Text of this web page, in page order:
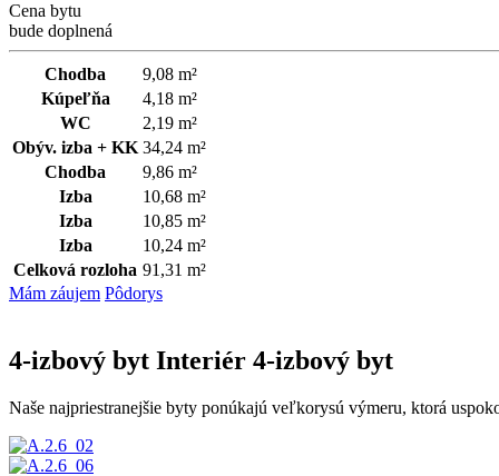
Cena bytu
bude doplnená
Chodba
9,08 m²
Kúpeľňa
4,18 m²
WC
2,19 m²
Obýv. izba + KK 34,24 m²
Chodba
9,86 m²
Izba
10,68 m²
Izba
10,85 m²
Izba
10,24 m²
Celková rozloha 91,31 m²
Mám záujem Pôdorys
4-izbový byt Interiér 4-izbový byt
Naše najpriestranejšie byty ponúkajú veľkorysú výmeru, ktorá